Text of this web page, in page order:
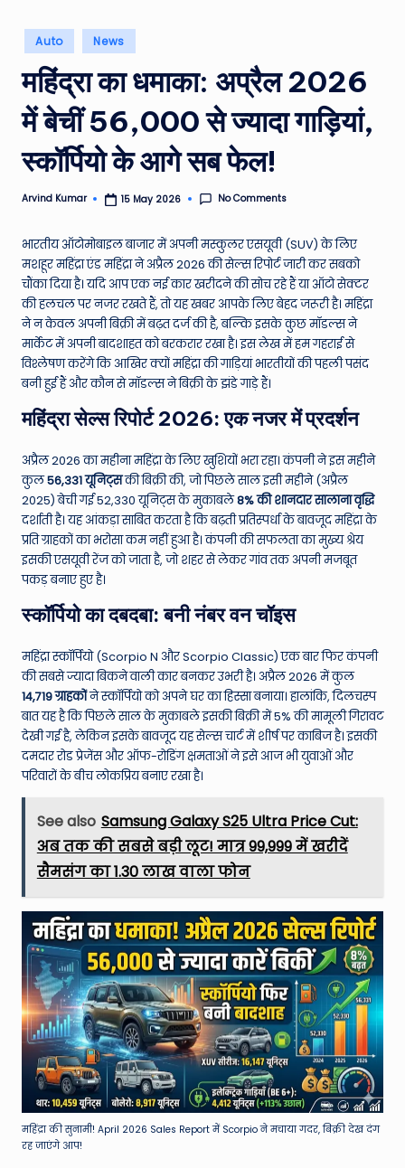
e
h
&
M
e
N
e
w
s
A
ro
u
n
d
T
h
e
o
rl
d
Posted
in
Auto News
महिंद्रा का धमाका: अप्रैल 2026
में बेचीं 56,000 से ज्यादा गाड़ियां,
स्कॉर्पियो के आगे सब फेल!
Posted
Arvind Kumar 15 May 2026 No Comments
भारतीय ऑटोमोबाइल बाजार में अपनी मस्कुलर एसयूवी (SUV) के लिए
मशहूर महिंद्रा एंड महिंद्रा ने अप्रैल 2026 की सेल्स रिपोर्ट जारी कर सबको
चौंका दिया है। यदि आप एक नई कार खरीदने की सोच रहे हैं या ऑटो सेक्टर
की हलचल पर नजर रखते हैं, तो यह खबर आपके लिए बेहद जरूरी है। महिंद्रा
ने न केवल अपनी बिक्री में बढ़त दर्ज की है, बल्कि इसके कुछ मॉडल्स ने
मार्केट में अपनी बादशाहत को बरकरार रखा है। इस लेख में हम गहराई से
विश्लेषण करेंगे कि आखिर क्यों महिंद्रा की गाड़ियां भारतीयों की पहली पसंद
बनी हुई हैं और कौन से मॉडल्स ने बिक्री के झंडे गाड़े हैं।
महिंद्रा सेल्स रिपोर्ट 2026: एक नजर में प्रदर्शन
अप्रैल 2026 का महीना महिंद्रा के लिए खुशियों भरा रहा। कंपनी ने इस महीने
कुल56,331 यूनिट्सकी बिक्री की, जो पिछले साल इसी महीने (अप्रैल
2025) बेची गई 52,330 यूनिट्स के मुकाबले8% की शानदार सालाना वृद्धि
दर्शाती है। यह आंकड़ा साबित करता है कि बढ़ती प्रतिस्पर्धा के बावजूद महिंद्रा के
प्रति ग्राहकों का भरोसा कम नहीं हुआ है। कंपनी की सफलता का मुख्य श्रेय
इसकी एसयूवी रेंज को जाता है, जो शहर से लेकर गांव तक अपनी मजबूत
पकड़ बनाए हुए है।
स्कॉर्पियो का दबदबा: बनी नंबर वन चॉइस
महिंद्रा स्कॉर्पियो (Scorpio N और Scorpio Classic) एक बार फिर कंपनी
की सबसे ज्यादा बिकने वाली कार बनकर उभरी है। अप्रैल 2026 में कुल
14,719 ग्राहकोंने स्कॉर्पियो को अपने घर का हिस्सा बनाया। हालांकि, दिलचस्प
बात यह है कि पिछले साल के मुकाबले इसकी बिक्री में 5% की मामूली गिरावट
देखी गई है, लेकिन इसके बावजूद यह सेल्स चार्ट में शीर्ष पर काबिज है। इसकी
दमदार रोड प्रेजेंस और ऑफ-रोडिंग क्षमताओं ने इसे आज भी युवाओं और
परिवारों के बीच लोकप्रिय बनाए रखा है।
See also Samsung Galaxy S25 Ultra Price Cut:
अब तक की सबसे बड़ी लूट! मात्र ₹99,999 में खरीदें
सैमसंग का ₹1.30 लाख वाला फोन
महिंद्रा की सुनामी! April 2026 Sales Report में Scorpio ने मचाया गदर, बिक्री देख दंग
रह जाएंगे आप!